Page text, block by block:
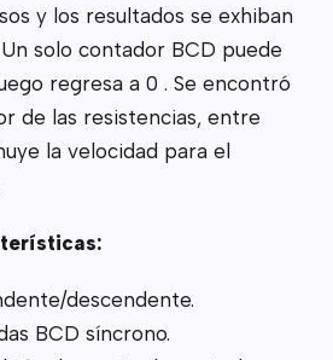
y los resultados se exhiban
solo contador BCD puede
regresa a 0 . Se encontró
de las resistencias, entre
la velocidad para el
descendente.
BCD síncrono.